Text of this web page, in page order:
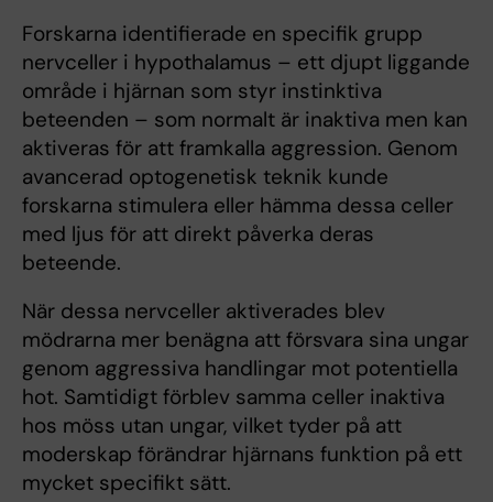
Forskarna identifierade en specifik grupp
nervceller i hypothalamus – ett djupt liggande
område i hjärnan som styr instinktiva
beteenden – som normalt är inaktiva men kan
aktiveras för att framkalla aggression. Genom
avancerad optogenetisk teknik kunde
forskarna stimulera eller hämma dessa celler
med ljus för att direkt påverka deras
beteende.
När dessa nervceller aktiverades blev
mödrarna mer benägna att försvara sina ungar
genom aggressiva handlingar mot potentiella
hot. Samtidigt förblev samma celler inaktiva
hos möss utan ungar, vilket tyder på att
moderskap förändrar hjärnans funktion på ett
mycket specifikt sätt.